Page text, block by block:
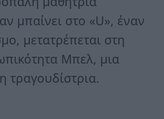
μπαίνει στο «U», έναν
μετατρέπεται στη
Μπελ, μια
τραγουδίστρια.